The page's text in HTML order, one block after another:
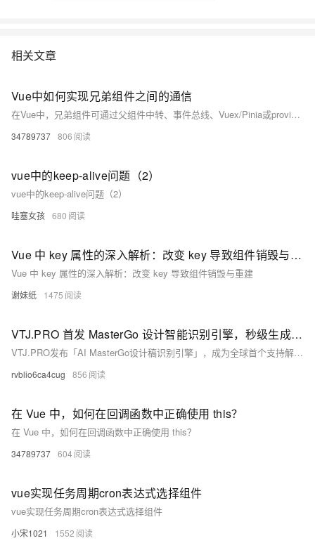
相关文章
Vue中如何实现兄弟组件之间的通信
在Vue中，兄弟组件可通过父组件中转、事件总线、Vuex/Pinia或provide/inject实现通信。小型项目推荐父组件中转或事件总线，大型项目建议使用Pinia等状态管理工具，确保数据流清晰可控，避免内存泄漏。
34789737 806
vue中的keep-alive问题（2）
vue中的keep-alive问题（2）
哇塞女孩 680
Vue 中 key 属性的深入解析：改变 key 导致组件销毁与重建
Vue 中 key 属性的深入解析：改变 key 导致组件销毁与重建
谢妹纸 1475
VTJ.PRO 首发 MasterGo 设计智能识别引擎，秒级生成 Vue 代码
VTJ.PRO发布「AI MasterGo设计稿识别引擎」，成为全球首个支持解析MasterGo原生JSON文件并自动生成Vue组件的AI工具。通过双引擎架构，实现设计到代码全流程自动化，效率提升300%，助力企业降本增效，引领“设计即生产”新时代。
rvblio6ca4cug 856
在 Vue 中，如何在回调函数中正确使用 this？
在 Vue 中，如何在回调函数中正确使用 this？
34789737 604
vue实现任务周期cron表达式选择组件
vue实现任务周期cron表达式选择组件
小宋1021 1552